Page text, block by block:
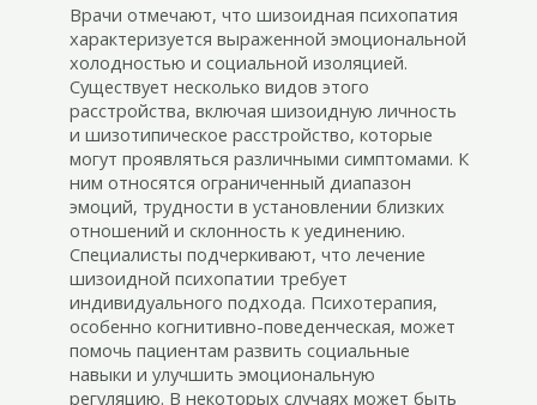
Врачи отмечают, что шизоидная психопатия
характеризуется выраженной эмоциональной
холодностью и социальной изоляцией.
Существует несколько видов этого
расстройства, включая шизоидную личность
и шизотипическое расстройство, которые
могут проявляться различными симптомами. К
ним относятся ограниченный диапазон
эмоций, трудности в установлении близких
отношений и склонность к уединению.
Специалисты подчеркивают, что лечение
шизоидной психопатии требует
индивидуального подхода. Психотерапия,
особенно когнитивно-поведенческая, может
помочь пациентам развить социальные
навыки и улучшить эмоциональную
регуляцию. В некоторых случаях может быть